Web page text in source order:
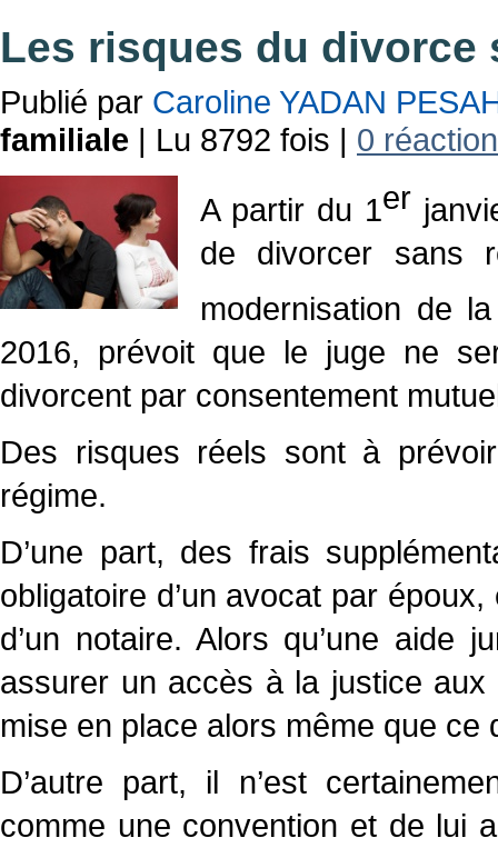
Les risques du divorce
Publié par Caroline YADAN
familiale | Lu 8792 fois | 0 réaction
A partir du 1er
de divorcer sans
modernisation de
2016, prévoit que le juge ne
divorcent par consentement
Des risques réels sont à
régime.
D’une part, des frais
obligatoire d’un avocat par
d’un notaire. Alors qu’une aide
assurer un accès à la justice
mise en place alors même que
D’autre part, il n’est
comme une convention et de lui